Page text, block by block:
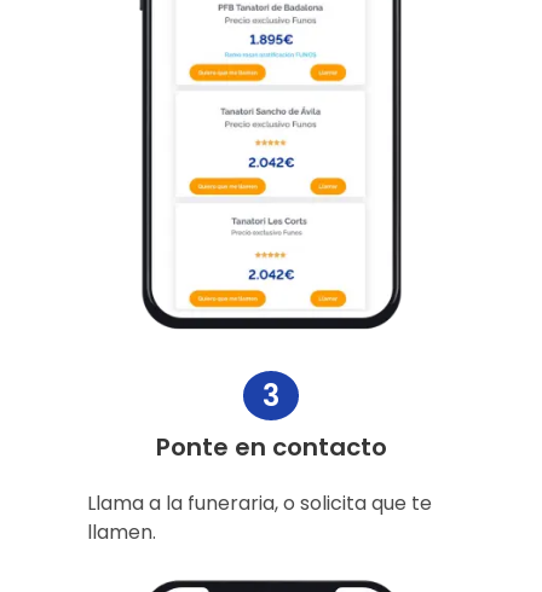
3
Ponte en contacto
Llama a la funeraria, o solicita que te
llamen.